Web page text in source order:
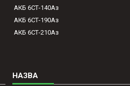
АКБ 6СТ-140Аз
АКБ 6СТ-190Аз
АКБ 6СТ-210Аз